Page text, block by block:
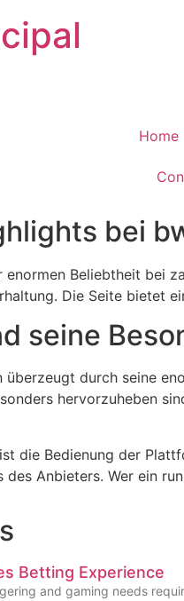
Home
bei
Beliebtheit bei
Die Seite bietet
seine
durch seine
hervorzuheben
die Bedienung der
Anbieters. Wer ein
Betting Experience
and gaming needs